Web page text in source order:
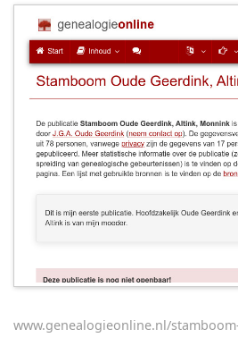
www.genealogieonline.nl/